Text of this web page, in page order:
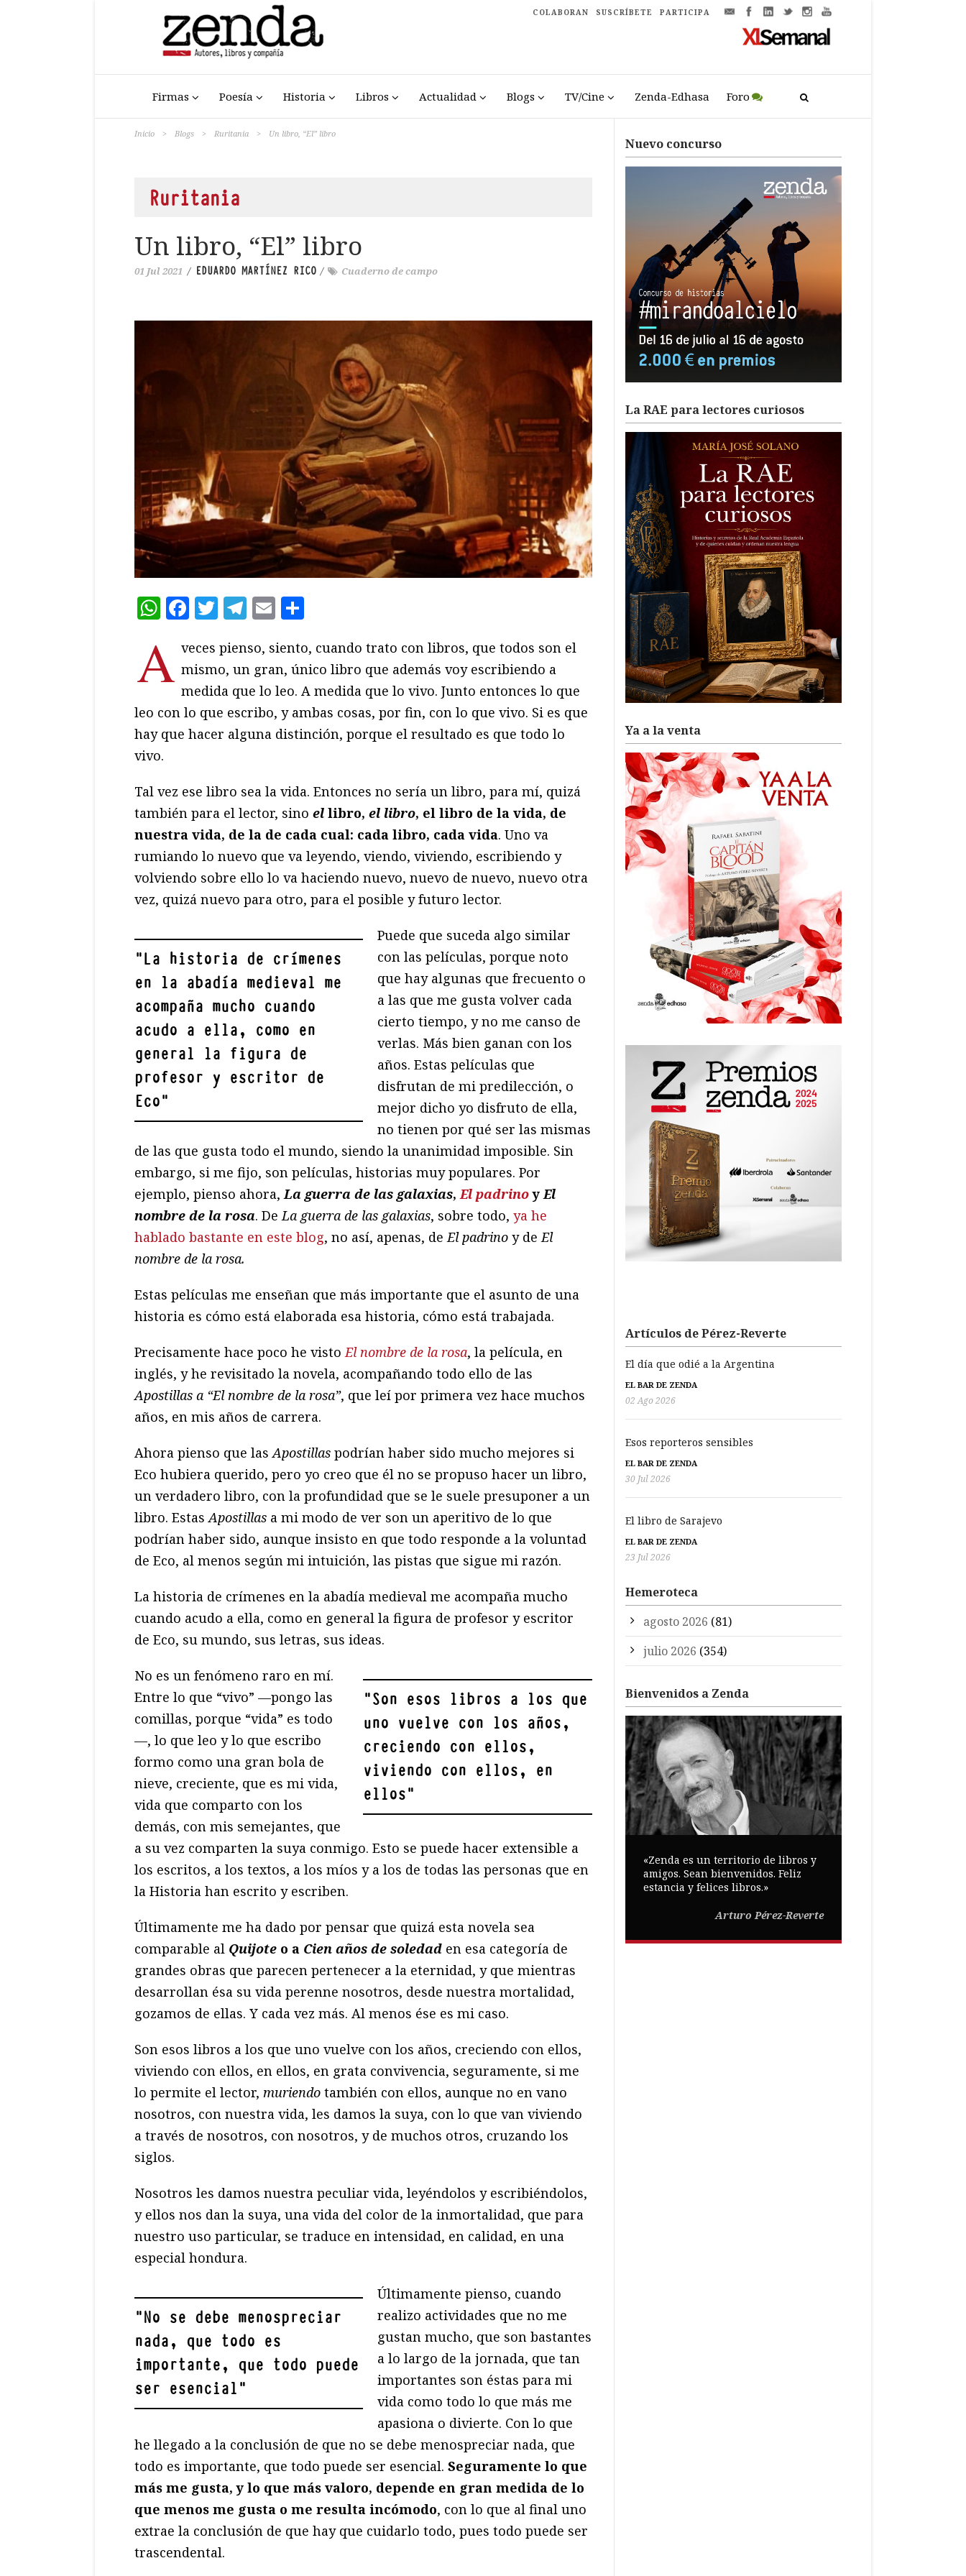
COLABORAN SUSCRÍBETE PARTICIPA
Firmas Poesía Historia Libros Actualidad Blogs TV/Cine Zenda-Edhasa Foro
Inicio > Blogs > Ruritania > Un libro, “El” libro
Ruritania
Un libro, “El” libro
01 Jul 2021 / EDUARDO MARTÍNEZ RICO / Cuaderno de campo
WhatsApp
Facebook
Twitter
Telegram
Email
A veces pienso, siento, cuando trato con libros, que todos son el
mismo, un gran, único libro que además voy escribiendo a
medida que lo leo. A medida que lo vivo. Junto entonces lo que
leo con lo que escribo, y ambas cosas, por fin, con lo que vivo. Si es que
hay que hacer alguna distinción, porque el resultado es que todo lo
vivo.
Tal vez ese libro sea la vida. Entonces no sería un libro, para mí, quizá
también para el lector, sino el libro, el libro, el libro de la vida, de
nuestra vida, de la de cada cual: cada libro, cada vida. Uno va
rumiando lo nuevo que va leyendo, viendo, viviendo, escribiendo y
volviendo sobre ello lo va haciendo nuevo, nuevo de nuevo, nuevo otra
vez, quizá nuevo para otro, para el posible y futuro lector.
"La historia de crímenes
en la abadía medieval me
acompaña mucho cuando
acudo a ella, como en
general la figura de
profesor y escritor de
Eco"
Puede que suceda algo similar
con las películas, porque noto
que hay algunas que frecuento o
a las que me gusta volver cada
cierto tiempo, y no me canso de
verlas. Más bien ganan con los
años. Estas películas que
disfrutan de mi predilección, o
mejor dicho yo disfruto de ella,
no tienen por qué ser las mismas
de las que gusta todo el mundo, siendo la unanimidad imposible. Sin
embargo, si me fijo, son películas, historias muy populares. Por
ejemplo, pienso ahora, La guerra de las galaxias, El padrinoy El
nombre de la rosa. De La guerra de las galaxias, sobre todo, ya he
hablado bastante en este blog, no así, apenas, de El padrino y de El
nombre de la rosa.
Estas películas me enseñan que más importante que el asunto de una
historia es cómo está elaborada esa historia, cómo está trabajada.
Precisamente hace poco he visto El nombre de la rosa, la película, en
inglés, y he revisitado la novela, acompañando todo ello de las
Apostillas a “El nombre de la rosa”, que leí por primera vez hace muchos
años, en mis años de carrera.
Ahora pienso que las Apostillas podrían haber sido mucho mejores si
Eco hubiera querido, pero yo creo que él no se propuso hacer un libro,
un verdadero libro, con la profundidad que se le suele presuponer a un
libro. Estas Apostillas a mi modo de ver son un aperitivo de lo que
podrían haber sido, aunque insisto en que todo responde a la voluntad
de Eco, al menos según mi intuición, las pistas que sigue mi razón.
La historia de crímenes en la abadía medieval me acompaña mucho
cuando acudo a ella, como en general la figura de profesor y escritor
de Eco, su mundo, sus letras, sus ideas.
"Son esos libros a los que
uno vuelve con los años,
creciendo con ellos,
viviendo con ellos, en
ellos"
No es un fenómeno raro en mí.
Entre lo que “vivo” —pongo las
comillas, porque “vida” es todo
—, lo que leo y lo que escribo
formo como una gran bola de
nieve, creciente, que es mi vida,
vida que comparto con los
demás, con mis semejantes, que
a su vez comparten la suya conmigo. Esto se puede hacer extensible a
los escritos, a los textos, a los míos y a los de todas las personas que en
la Historia han escrito y escriben.
Últimamente me ha dado por pensar que quizá esta novela sea
comparable al Quijote o a Cien años de soledad en esa categoría de
grandes obras que parecen pertenecer a la eternidad, y que mientras
desarrollan ésa su vida perenne nosotros, desde nuestra mortalidad,
gozamos de ellas. Y cada vez más. Al menos ése es mi caso.
Son esos libros a los que uno vuelve con los años, creciendo con ellos,
viviendo con ellos, en ellos, en grata convivencia, seguramente, si me
lo permite el lector, muriendo también con ellos, aunque no en vano
nosotros, con nuestra vida, les damos la suya, con lo que van viviendo
a través de nosotros, con nosotros, y de muchos otros, cruzando los
siglos.
Nosotros les damos nuestra peculiar vida, leyéndolos y escribiéndolos,
y ellos nos dan la suya, una vida del color de la inmortalidad, que para
nuestro uso particular, se traduce en intensidad, en calidad, en una
especial hondura.
"No se debe menospreciar
nada, que todo es
importante, que todo puede
ser esencial"
Últimamente pienso, cuando
realizo actividades que no me
gustan mucho, que son bastantes
a lo largo de la jornada, que tan
importantes son éstas para mi
vida como todo lo que más me
apasiona o divierte. Con lo que
he llegado a la conclusión de que no se debe menospreciar nada, que
todo es importante, que todo puede ser esencial. Seguramente lo que
más me gusta, y lo que más valoro, depende en gran medida de lo
que menos me gusta o me resulta incómodo, con lo que al final uno
extrae la conclusión de que hay que cuidarlo todo, pues todo puede ser
trascendental.
Nuevo concurso
La RAE para lectores curiosos
Ya a la venta
Artículos de Pérez-Reverte
El día que odié a la Argentina
EL BAR DE ZENDA
02 Ago 2026
Esos reporteros sensibles
EL BAR DE ZENDA
30 Jul 2026
El libro de Sarajevo
EL BAR DE ZENDA
23 Jul 2026
Hemeroteca
agosto 2026 (81)
julio 2026 (354)
Bienvenidos a Zenda
«Zenda es un territorio de libros y
amigos. Sean bienvenidos. Feliz
estancia y felices libros.»
Arturo Pérez-Reverte